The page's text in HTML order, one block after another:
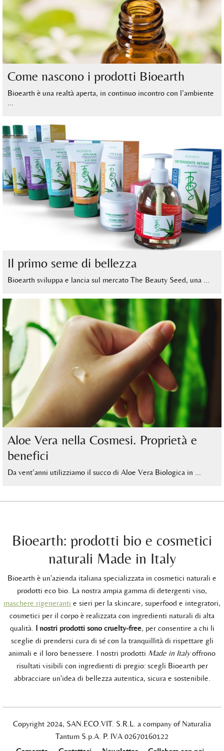
Come nascono i prodotti Bioearth
Bioearth è una realtà aperta, in continuo incontro con l’ambiente
Il primo seme di bellezza
Bioearth sviluppa e lancia sul mercato The Beauty Seed, una …
Aloe Vera nella Cosmesi. Proprietà e
benefici
Da vent’anni utilizziamo il succo di Aloe Vera Biologica in …
Bioearth: prodotti bio e cosmetici
naturali Made in Italy
Bioearth è un'azienda italiana specializzata in cosmetici naturali e
prodotti eco bio. La nostra ampia gamma di detergenti viso,
maschere rigeneranti e sieri per la skincare, superfood e integratori,
cosmetici per il corpo è realizzata con ingredienti naturali di alta
qualità. I nostri prodotti sono cruelty-free, per consentire a chi li
sceglie di prendersi cura di sé con la tranquillità di rispettare gli
animali e il loro benessere. I nostri prodotti Made in Italyoffrono
risultati visibili con ingredienti di pregio: scegli Bioearth per
abbracciare un'idea di bellezza autentica, sicura e sostenibile.
Copyright 2024, SAN.ECO.VIT. S.R.L. a company of Naturalia
Tantum S.p.A. P. IVA 02670160122